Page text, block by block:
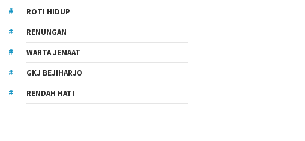
ROTI HIDUP
RENUNGAN
WARTA JEMAAT
GKJ BEJIHARJO
RENDAH HATI